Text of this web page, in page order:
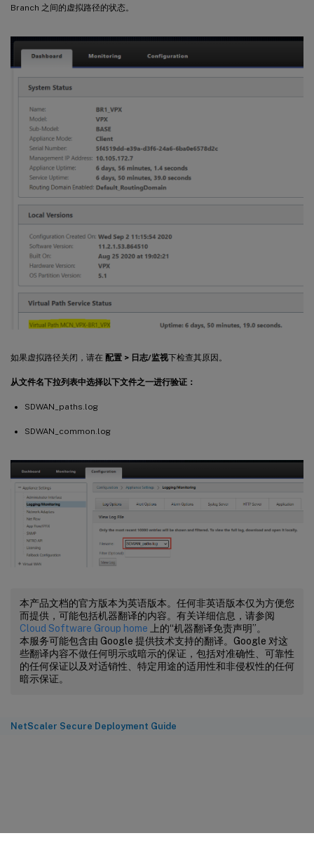
Branch 之间的虚拟路径的状态。
如果虚拟路径关闭，请在 配置 > 日志/监视下检查其原因。
从文件名下拉列表中选择以下文件之一进行验证：
SDWAN_paths.log
SDWAN_common.log
本产品文档的官方版本为英语版本。任何非英语版本仅为方便您
而提供，可能包括机器翻译的内容。有关详细信息，请参阅
Cloud Software Group home 上的“机器翻译免责声明”。
本服务可能包含由 Google 提供技术支持的翻译。Google 对这
些翻译内容不做任何明示或暗示的保证，包括对准确性、可靠性
的任何保证以及对适销性、特定用途的适用性和非侵权性的任何
暗示保证。
NetScaler Secure Deployment Guide